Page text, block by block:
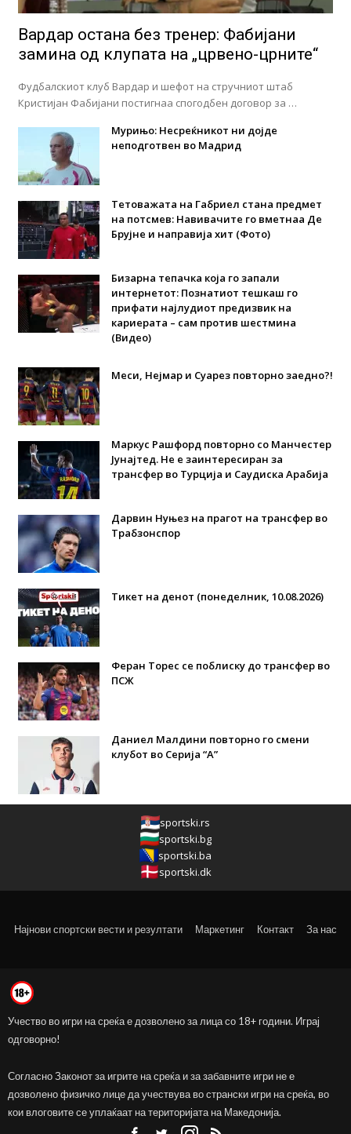
Вардар остана без тренер: Фабијани
замина од клупата на „црвено-црните“
Фудбалскиот клуб Вардар и шефот на стручниот штаб
Кристијан Фабијани постигнаа спогодбен договор за …
Мурињо: Несреќникот ни дојде
неподготвен во Мадрид
Тетоважата на Габриел стана предмет
на потсмев: Навивачите го вметнаа Де
Брујне и направија хит (Фото)
Бизарна тепачка која го запали
интернетот: Познатиот тешкаш го
прифати најлудиот предизвик на
кариерата – сам против шестмина
(Видео)
Меси, Нејмар и Суарез повторно заедно?!
Маркус Рашфорд повторно со Манчестер
Јунајтед. Не е заинтересиран за
трансфер во Турција и Саудиска Арабија
Дарвин Нуњез на прагот на трансфер во
Трабзонспор
Тикет на денот (понеделник, 10.08.2026)
Феран Торес се поблиску до трансфер во
ПСЖ
Даниел Малдини повторно го смени
клубот во Серија “А”
sportski.rs
sportski.bg
sportski.ba
sportski.dk
Најнови спортски вести и резултати Маркетинг Контакт За нас
Учество во игри на среќа е дозволено за лица со 18+ години. Играј
одговорно!
Согласно Законот за игрите на среќа и за забавните игри не е
дозволено физичко лице да учествува во странски игри на среќа, во
кои влоговите се уплаќаат на територијата на Македонија.